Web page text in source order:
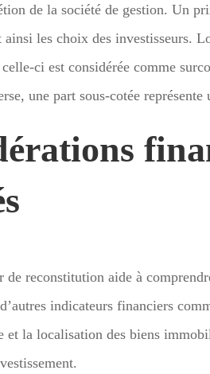
de la société de gestion. Un
ainsi les choix des investisseurs.
ci est considérée comme
une part sous-cotée
de reconstitution aide à
indicateurs financiers
et la localisation des biens